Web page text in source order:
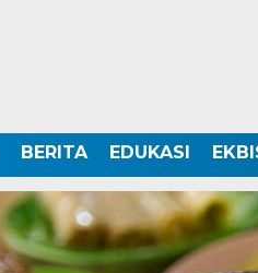
BERITA EDUKASI